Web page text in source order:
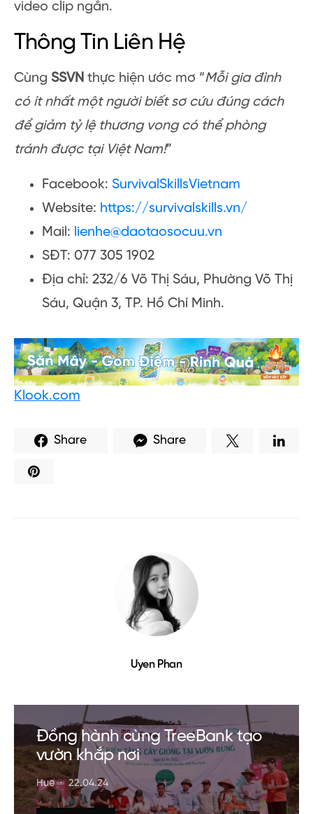
video clip ngắn.
Thông Tin Liên Hệ
Cùng SSVN thực hiện ước mơ “Mỗi gia đình
có ít nhất một người biết sơ cứu đúng cách
để giảm tỷ lệ thương vong có thể phòng
tránh được tại Việt Nam!”
Facebook: SurvivalSkillsVietnam
Website: https://survivalskills.vn/
Mail: lienhe@daotaosocuu.vn
SĐT: 077 305 1902
Địa chỉ: 232/6 Võ Thị Sáu, Phường Võ Thị
Sáu, Quận 3, TP. Hồ Chí Minh.
Klook.com
Share Share
Uyen Phan
Đồng hành cùng TreeBank tạo
vườn khắp nơi
Hue 22.04.24